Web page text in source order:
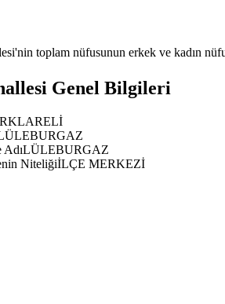
toplam nüfusunun erkek ve kadın
Genel Bilgileri
AdıLÜLEBURGAZ
NiteliğiİLÇE MERKEZİ